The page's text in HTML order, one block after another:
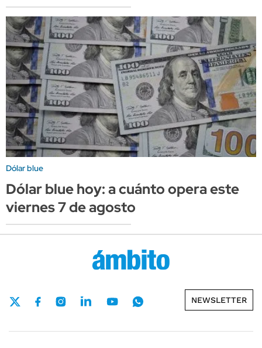
Dólar blue
Dólar blue hoy: a cuánto opera este
viernes 7 de agosto
NEWSLETTER